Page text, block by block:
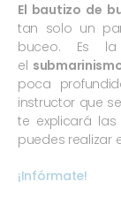
El bautizo de
tan solo un
buceo. Es
el
poca
instructor que
te explicará
puedes realizar
¡Infórmate!